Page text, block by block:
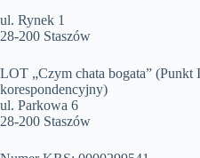
ul. Rynek 1
28-200 Staszów
LOT „Czym chata bogata” (Punkt
korespondencyjny)
ul. Parkowa 6
28-200 Staszów